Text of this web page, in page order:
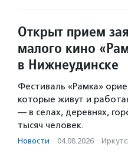
Открыт прием
малого кино
в Нижнеудинске
Фестиваль «Рамка»
которые живут и
— в селах, деревнях,
тысяч человек.
Новости · 04.08.2026 ·